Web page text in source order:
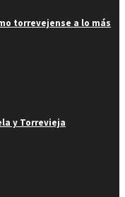
torrevejense a lo más
y Torrevieja